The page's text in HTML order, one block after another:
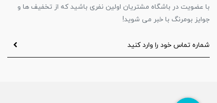
با عضویت در باشگاه مشتریان اولین نفری باشید که از تخفیف ها و
جوایز بومرنگ با خبر می شوید!